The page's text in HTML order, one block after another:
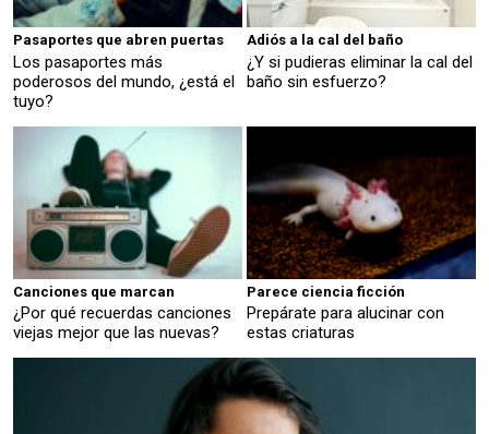
Pasaportes que abren puertas
Los pasaportes más
poderosos del mundo, ¿está el
tuyo?
Adiós a la cal del baño
¿Y si pudieras eliminar la cal del
baño sin esfuerzo?
Canciones que marcan
¿Por qué recuerdas canciones
viejas mejor que las nuevas?
Parece ciencia ficción
Prepárate para alucinar con
estas criaturas